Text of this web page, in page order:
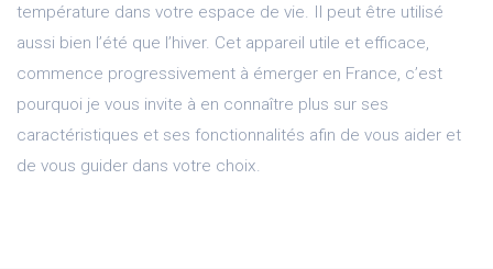
température dans votre espace de vie. Il peut être utilisé
aussi bien l’été que l’hiver. Cet appareil utile et efficace,
commence progressivement à émerger en France, c’est
pourquoi je vous invite à en connaître plus sur ses
caractéristiques et ses fonctionnalités afin de vous aider et
de vous guider dans votre choix.